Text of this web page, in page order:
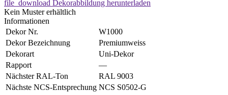
file_download Dekorabbildung herunterladen
Kein Muster erhältlich
Informationen
Dekor Nr.
W1000
Dekor Bezeichnung
Premiumweiss
Dekorart
Uni-Dekor
Rapport
—
Nächster RAL-Ton
RAL 9003
Nächste NCS-Entsprechung NCS S0502-G